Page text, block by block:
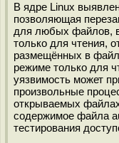
В ядре Linux
позволяющая
для любых файлов,
только для чтения,
размещённых в
режиме только для
уязвимость может
произвольные
открываемых
содержимое файла
тестирования